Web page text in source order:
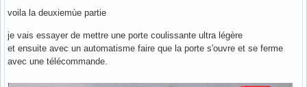
voila la deuxiemùe partie
je vais essayer de mettre une porte coulissante ultra légère
et ensuite avec un automatisme faire que la porte s'ouvre et se ferme
avec une télécommande.